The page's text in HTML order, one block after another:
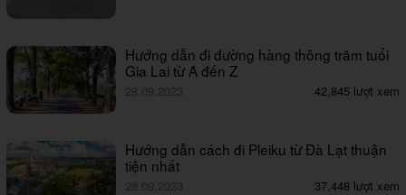
Hướng dẫn đi đường hàng thông trăm tuổi
Gia Lai từ A đến Z
28.09.2023 42,845 lượt xem
Hướng dẫn cách đi Pleiku từ Đà Lạt thuận
tiện nhất
28.09.2023 37,448 lượt xem